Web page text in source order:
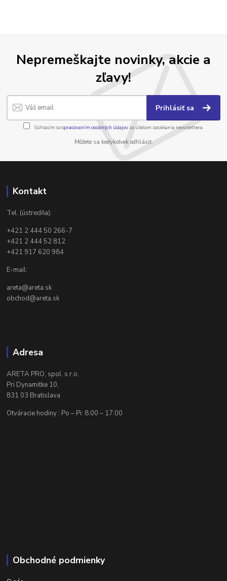
Nepremeškajte novinky, akcie a
zľavy!
Prihlásiť sa
Súhlasím sospracovaním osobných údajov za účelom zasielania newslettera.
Môžete sa kedykoľvek odhlásiť.
Kontakt
Tel. (ústredňa):
+421 2 444 50 266-7
+421 2 444 52 812
+421 917 620 984
E-mail:
areta@areta.sk
obchod@areta.sk
Adresa
ARETA PRO, spol. s r.o.
Pri Dynamitke 10,
831 03 Bratislava
Otváracie hodiny : Po – Pi: 8:00 – 17:00
Obchodné podmienky